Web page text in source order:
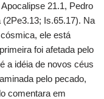
21.1, Pedro
Is.65.17). Na
ele está
foi afetada pelo
a idéia de novos céus
pelo pecado,
comentara em